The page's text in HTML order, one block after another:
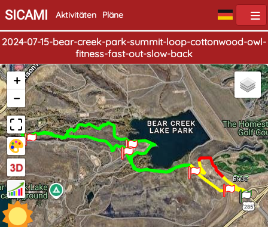
SICAMI Aktivitäten Pläne
2024-07-15-bear-creek-park-summit-loop-cottonwood-owl-
fitness-fast-out-slow-back
Start
Ende
+
−